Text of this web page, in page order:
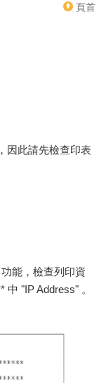
頁首
因此請先檢查印表
能，檢查列印資
"IP Address" 。